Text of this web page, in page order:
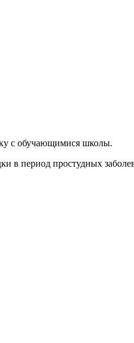
с обучающимися школы.
в период простудных